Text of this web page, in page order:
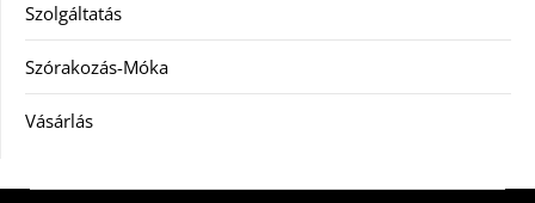
Szolgáltatás
Szórakozás-Móka
Vásárlás